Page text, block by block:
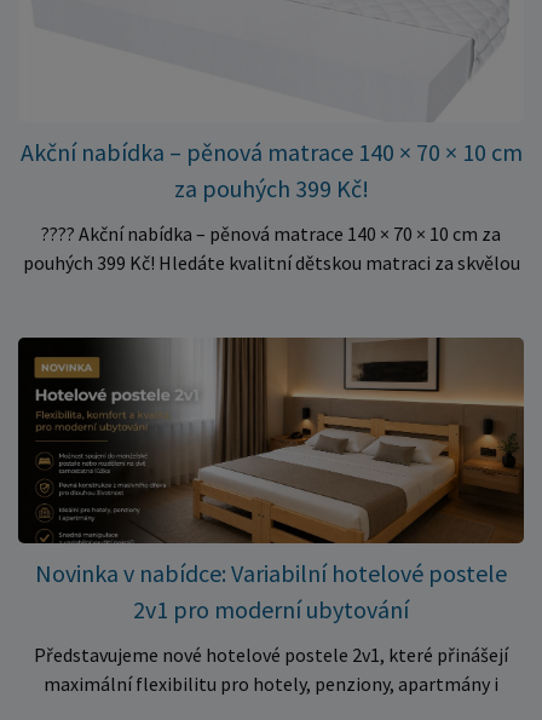
podklad za výhodnou cenu.
Akční nabídka – pěnová matrace 140 × 70 × 10 cm
za pouhých 399 Kč!
???? Akční nabídka – pěnová matrace 140 × 70 × 10 cm za
pouhých 399 Kč! Hledáte kvalitní dětskou matraci za skvělou
✅ Pohodlné pěnové jádro pro komfortní spánek dítěte ✅
Skvělá volba do dětských postýlek ✅ Výjimečně výhodná cena
– jen 399 Kč Využijte této mimořádné nabídky a pořiďte
kvalitní matraci za cenu, která patří k nejvýhodnějším na
trhu. Akce platí pouze do vyprodání zásob. Nakupujte chytře a
ušetřete!
Novinka v nabídce: Variabilní hotelové postele
2v1 pro moderní ubytování
Představujeme nové hotelové postele 2v1, které přinášejí
maximální flexibilitu pro hotely, penziony, apartmány i